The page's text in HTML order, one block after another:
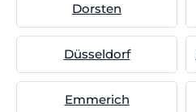
Dorsten
Düsseldorf
Emmerich